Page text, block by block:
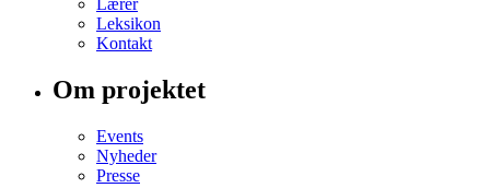
Lærer
Leksikon
Kontakt
Om projektet
Events
Nyheder
Presse